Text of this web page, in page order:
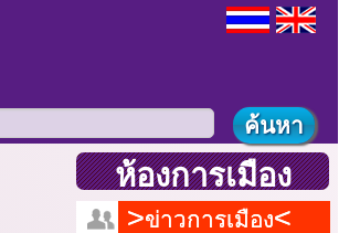
ห้องการเมือง
ข่าวการเมือง